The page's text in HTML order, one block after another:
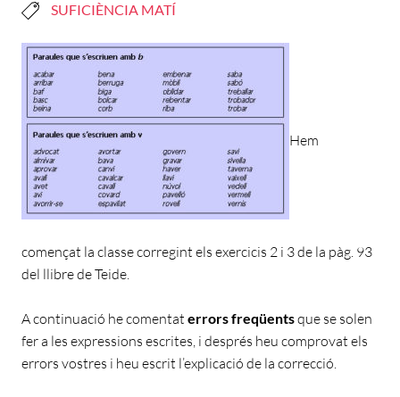
SUFICIÈNCIA MATÍ
Hem
començat la classe corregint els exercicis 2 i 3 de la pàg. 93
del llibre de Teide.
A continuació he comentat errors freqüentsque se solen
fer a les expressions escrites, i després heu comprovat els
errors vostres i heu escrit l’explicació de la correcció.